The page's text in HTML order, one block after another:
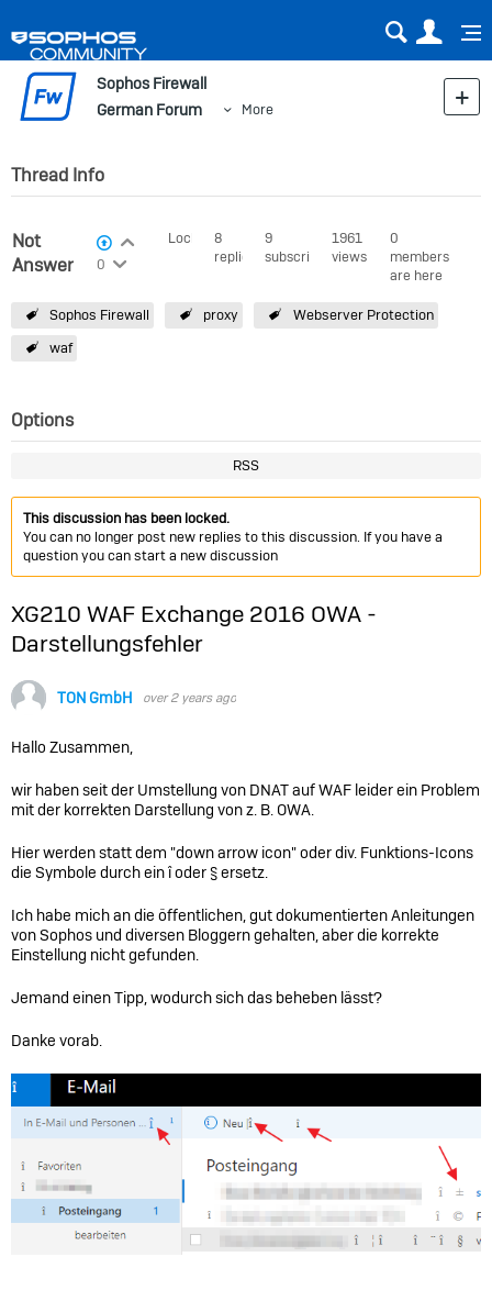
Sophos Firewall
German Forum
More
Thread Info
Not
Answered
View VotersLogin to vote on this thread
0 Login to vote on this thread
Locked 8
replies
9
subscribers
1961
views
0
members
are here
Sophos Firewall proxy
Webserver Protection
waf
Options
RSS
This discussion has been locked.
You can no longer post new replies to this discussion. If you have a
question you can start a new discussion
XG210 WAF Exchange 2016 OWA -
Darstellungsfehler
TON GmbH over 2 years ago
Hallo Zusammen,
wir haben seit der Umstellung von DNAT auf WAF leider ein Problem
mit der korrekten Darstellung von z. B. OWA.
Hier werden statt dem "down arrow icon" oder div. Funktions-Icons
die Symbole durch ein î oder § ersetz.
Ich habe mich an die öffentlichen, gut dokumentierten Anleitungen
von Sophos und diversen Bloggern gehalten, aber die korrekte
Einstellung nicht gefunden.
Jemand einen Tipp, wodurch sich das beheben lässt?
Danke vorab.